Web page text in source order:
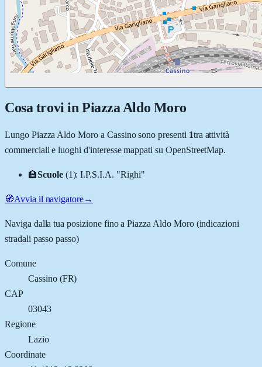
Cosa trovi in Piazza Aldo Moro
Lungo Piazza Aldo Moroa Cassinosono presenti 1tra attività
commerciali e luoghi d'interesse mappati su OpenStreetMap.
🏫Scuole (1):I.P.S.I.A. "Righi"
🧭Avvia il navigatore→
Naviga dalla tua posizione fino aPiazza Aldo Moro(indicazioni
stradali passo passo)
Comune
Cassino(FR)
CAP
03043
Regione
Lazio
Coordinate